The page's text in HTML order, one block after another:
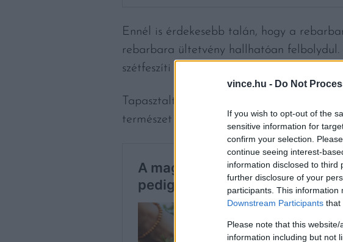
vince.hu - Do Not
If you wish to opt-out of the
sensitive information for
confirm your selection.
continue seeing interest-
information disclosed to third
further disclosure of your
participants. This
Downstream Participants that
Please note that this
information including but not
Ennél is érdekesebb talán, hogy a
rebarbara ültetvény hallhatóan felbolydul.
szétfeszíti a saját „bőrét”. Ez egy recsegő-
Tapasztalt termesztők megesküsznek rá,
természet a kezeit tördelné. IDE